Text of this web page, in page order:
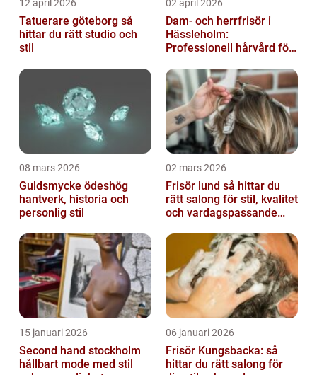
12 april 2026
Tatuerare göteborg så
hittar du rätt studio och
stil
02 april 2026
Dam- och herrfrisör i
Hässleholm:
Professionell hårvård för
08 mars 2026
Guldsmycke ödeshög
hantverk, historia och
personlig stil
02 mars 2026
Frisör lund så hittar du
rätt salong för stil, kvalitet
och vardagspassande
15 januari 2026
Second hand stockholm
hållbart mode med stil
06 januari 2026
Frisör Kungsbacka: så
hittar du rätt salong för